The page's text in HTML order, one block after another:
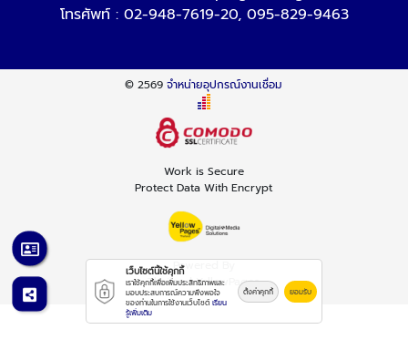
โทรศัพท์ : 02-948-7619-20, 095-829-9463
© 2569จำหน่ายอุปกรณ์งานเชื่อม
Work is Secure
Protect Data With Encrypt
Powered By
Thailand YellowPages
เว็บไซต์นี้ใช้คุกกี้
เราใช้คุกกี้เพื่อเพิ่มประสิทธิภาพและ
มอบประสบการณ์ความพึงพอใจ
ของท่านในการใช้งานเว็บไซต์ เรียน
รู้เพิ่มเติม
ตั้งค่าคุกกี้ ยอมรับ